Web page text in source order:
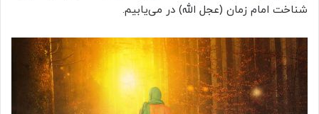
شناخت امام زمان (عجل الله) در می‌یابیم.